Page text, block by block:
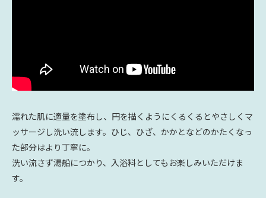
濡れた肌に適量を塗布し、円を描くようにくるくるとやさしくマ
ッサージし洗い流します。ひじ、ひざ、かかとなどのかたくなっ
た部分はより丁寧に。
洗い流さず湯船につかり、入浴料としてもお楽しみいただけま
す。